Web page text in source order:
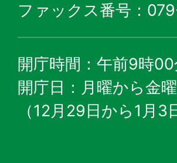
ファックス番号：
開庁時間：午前9時
開庁日：月曜から金
（12月29日から1月3